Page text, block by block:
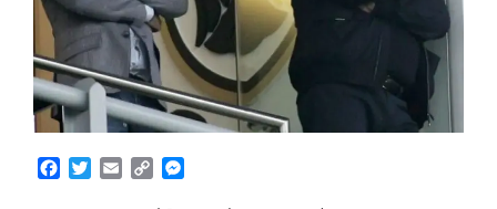
Facebook
TwitterEmailCopy